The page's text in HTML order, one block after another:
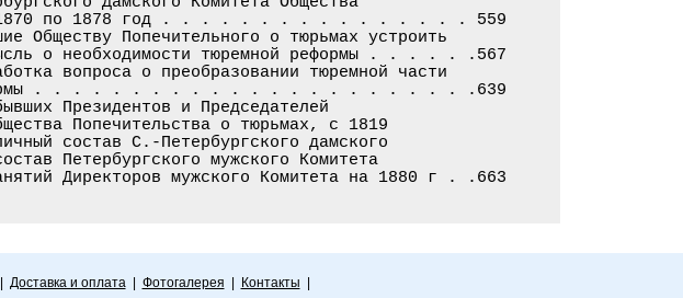
с 1870 по 1878 год . . . . . . . . . . . . . . . . 559
Обществу Попечительного о тюрьмах устроить
о необходимости тюремной реформы . . . . . .567
вопроса о преобразовании тюремной части
реформы . . . . . . . . . . . . . . . . . . . . . . .639
Президентов и Председателей
Попечительства о тюрьмах, с 1819
состав С.-Петербургского дамского
Петербургского мужского Комитета
Доставка и оплата| Фотогалерея Контакты